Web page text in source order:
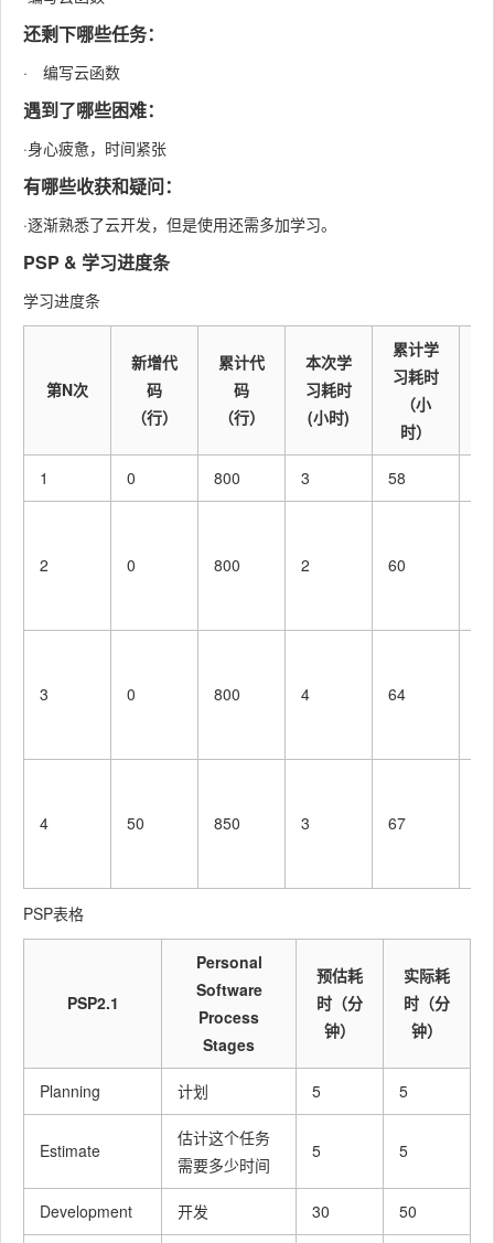
Analysi
s
析 (包
括学习
Design
Spec
生成设
计文档
Design
Review
设计复
审
Coding
代码规
目前的
开发制
定合适
的规范)
具体设
计
码
Review
审
Test
（自我
修改代
交修
90 130
Reporti
ng
30 30
Measur
ement
作量
10 10
rtem &
Proces
s
结, 并提
出过程
30
还剩下哪些任务：
· 编写云函数
遇到了哪些困难：
·身心疲惫，时间紧张
有哪些收获和疑问：
·逐渐熟悉了云开发，但是使用还需多加学习。
PSP & 学习进度条
学习进度条
第N次
新增代
码
（行）
累计代
码
（行）
本次学
习耗时
(小时)
累计学
习耗时
（小
时）
1 0 800 3 58
2 0 800 2 60
3 0 800 4 64
4 50 850 3 67
PSP表格
PSP2.1
Personal
Software
Process
Stages
预估耗
时（分
钟）
实际耗
时（分
钟）
Planning 计划 5 5
Estimate
估计这个任务
需要多少时间
5 5
Development 开发 30 50